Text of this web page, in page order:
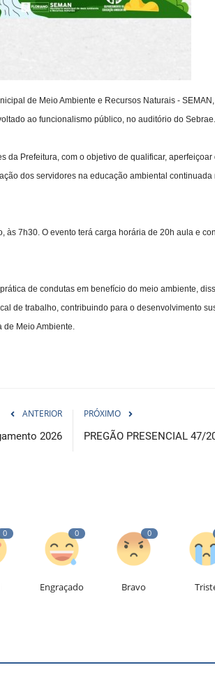
de Meio Ambiente e Recursos Naturais -
ao funcionalismo público, no auditório do Sebrae.
da Prefeitura, com o objetivo de qualificar,
dos servidores na educação ambiental
7h30. O evento terá carga horária de 20h aula e
de condutas em benefício do meio ambiente,
de trabalho, contribuindo para o desenvolvimento
Meio Ambiente.
ANTERIOR
2026
PRÓXIMO
PREGÃO PRESENCIAL 47/
0 0
Engraçado
0
Bravo